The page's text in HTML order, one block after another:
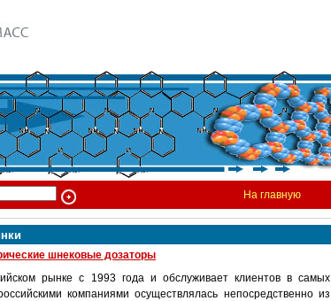
На главную
шнековые дозаторы
рынке с 1993 года и обслуживает клиентов в самых
компаниями осуществлялась непосредственно из